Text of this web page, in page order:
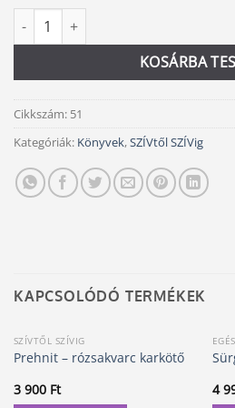
Szívből jövő szeretettel mennyiség
KOSÁRBA
Alternative:
Cikkszám: 51
Kategóriák: Könyvek,SZÍVtől SZÍVig
KAPCSOLÓDÓ TERMÉKEK
SZÍVTŐL SZÍVIG
Prehnit – rózsakvarc karkötő
3 900 Ft
4